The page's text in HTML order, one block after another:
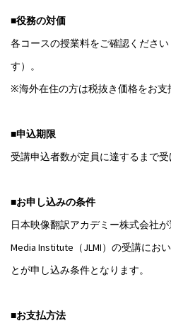
■役務の対価
各コースの授業料をご確認くださ
す）。
※海外在住の方は税抜き価格をお支
■申込期限
受講申込者数が定員に達するまで受
■お申し込みの条件
日本映像翻訳アカデミー株式会社
Media Institute（JLMI）の受講にお
とが申し込み条件となります。
■お支払方法